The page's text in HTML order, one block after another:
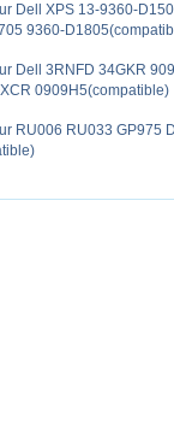
Dell XPS 13-9360-
9360-
Dell 3RNFD 34GKR
0909H5(compatible)
RU006 RU033 GP975